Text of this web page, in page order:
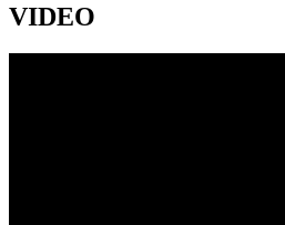
VIDEO